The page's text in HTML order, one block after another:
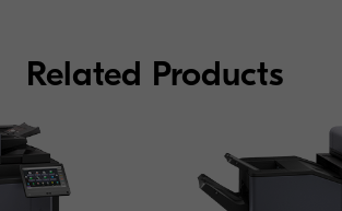
Related Products